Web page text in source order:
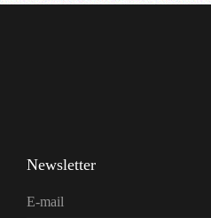
Newsletter